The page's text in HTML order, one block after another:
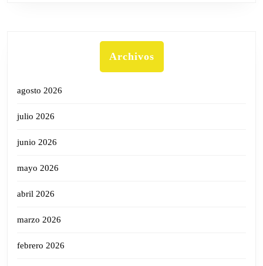
Archivos
agosto 2026
julio 2026
junio 2026
mayo 2026
abril 2026
marzo 2026
febrero 2026